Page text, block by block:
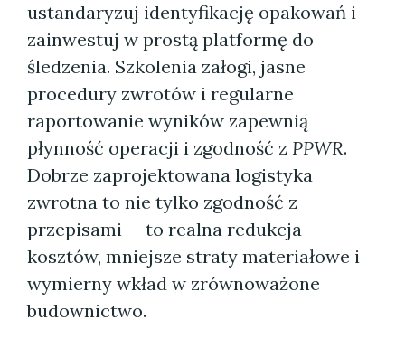
ustandaryzuj identyfikację opakowań i
zainwestuj w prostą platformę do
śledzenia. Szkolenia załogi, jasne
procedury zwrotów i regularne
raportowanie wyników zapewnią
płynność operacji i zgodność z PPWR.
Dobrze zaprojektowana logistyka
zwrotna to nie tylko zgodność z
przepisami — to realna redukcja
kosztów, mniejsze straty materiałowe i
wymierny wkład w zrównoważone
budownictwo.